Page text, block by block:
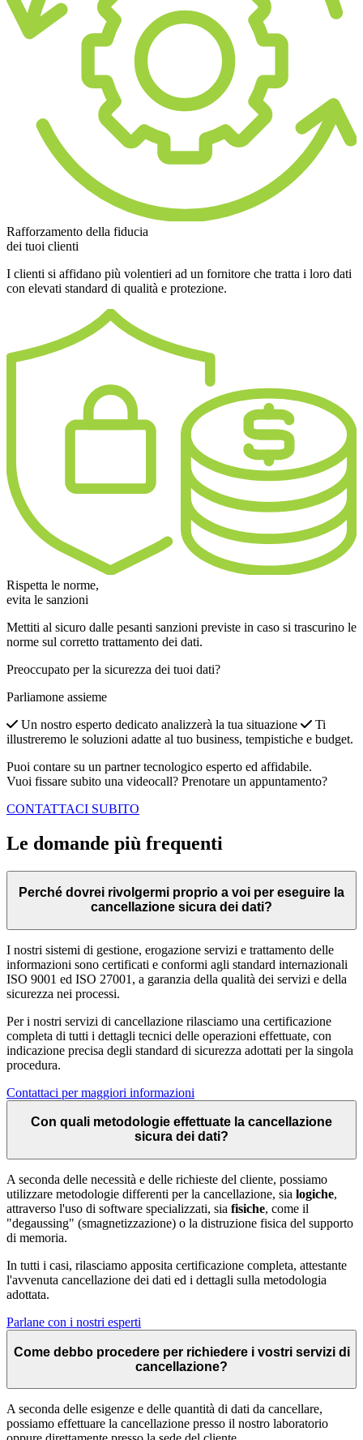
Rafforzamento della fiducia
dei tuoi clienti
I clienti si affidano più volentieri ad un fornitore che tratta i loro dati
con elevati standard di qualità e protezione.
Rispetta le norme,
evita le sanzioni
Mettiti al sicuro dalle pesanti sanzioni previste in caso si trascurino le
norme sul corretto trattamento dei dati.
Preoccupato per la sicurezza dei tuoi dati?
Parliamone assieme
Un nostro esperto dedicato analizzerà la tua situazione
Ti
illustreremo le soluzioni adatte al tuo business, tempistiche e budget.
Puoi contare su un partner tecnologico esperto ed affidabile.
Vuoi fissare subito una videocall? Prenotare un appuntamento?
CONTATTACI SUBITO
Le domande più frequenti
Perché dovrei rivolgermi proprio a voi per eseguire la
cancellazione sicura dei dati?
I nostri sistemi di gestione, erogazione servizi e trattamento delle
informazioni sono certificati e conformi agli standard internazionali
ISO 9001 ed ISO 27001, a garanzia della qualità dei servizi e della
sicurezza nei processi.
Per i nostri servizi di cancellazione rilasciamo una certificazione
completa di tutti i dettagli tecnici delle operazioni effettuate, con
indicazione precisa degli standard di sicurezza adottati per la singola
procedura.
Contattaci per maggiori informazioni
Con quali metodologie effettuate la cancellazione
sicura dei dati?
A seconda delle necessità e delle richieste del cliente, possiamo
utilizzare metodologie differenti per la cancellazione, sia logiche,
attraverso l'uso di software specializzati, sia fisiche, come il
"degaussing" (smagnetizzazione) o la distruzione fisica del supporto
di memoria.
In tutti i casi, rilasciamo apposita certificazione completa, attestante
l'avvenuta cancellazione dei dati ed i dettagli sulla metodologia
adottata.
Parlane con i nostri esperti
Come debbo procedere per richiedere i vostri servizi di
cancellazione?
A seconda delle esigenze e delle quantità di dati da cancellare,
possiamo effettuare la cancellazione presso il nostro laboratorio